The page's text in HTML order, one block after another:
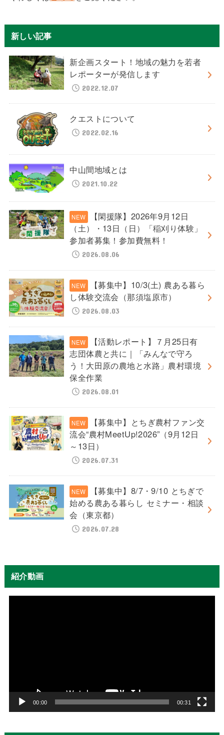
新しい記事
新企画スタート！地域の魅力を若者
レポーターが発信します
2022.12.07
クエストについて
2022.02.16
中山間地域とは
2021.10.22
【閑援隊】2026年9月12日
（土）・13日（日）「稲刈り体験」
参加者募集！参加費無料！
2026.08.06
【募集中】10/3(土) 農ある暮ら
し体験交流会（那須塩原市）
2026.08.03
【活動レポート】７月25日有
志団体農と共に｜「みんなで守ろ
う！大田原の農地と水路」農村環境
保全作業
2026.08.01
【募集中】とちぎ農村ファン交
流会“農村MeetUp!2026”（9月12日
～13日）
2026.07.31
【募集中】8/7・9/10 とちぎで
始める農ある暮らし セミナー・相談
会（東京都）
2026.07.28
紹介動画
00:00 00:31